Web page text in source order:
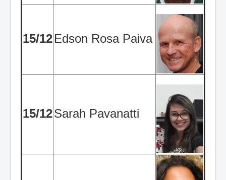
15/12Edson Rosa Paiva
15/12Sarah Pavanatti